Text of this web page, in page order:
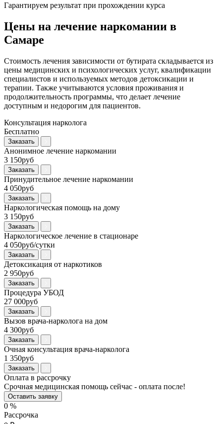
Гарантируем результат при прохождении курса
Цены на лечение наркомании в
Самаре
Стоимость лечения зависимости от бутирата складывается из
цены медицинских и психологических услуг, квалификации
специалистов и используемых методов детоксикации и
терапии. Также учитываются условия проживания и
продолжительность программы, что делает лечение
доступным и недорогим для пациентов.
Консультация нарколога
Бесплатно
Заказать
Анонимное лечение наркомании
3 150руб
Заказать
Принудительное лечение наркомании
4 050руб
Заказать
Наркологическая помощь на дому
3 150руб
Заказать
Наркологическое лечение в стационаре
4 050руб/сутки
Заказать
Детоксикация от наркотиков
2 950руб
Заказать
Процедура УБОД
27 000руб
Заказать
Вызов врача-нарколога на дом
4 300руб
Заказать
Очная консультация врача-нарколога
1 350руб
Заказать
Оплата в рассрочку
Срочная медицинская помощь сейчас - оплата после!
Оставить заявку
0 %
Рассрочка